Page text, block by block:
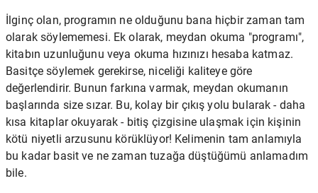
İlginç olan, programın ne olduğunu bana hiçbir zaman tam
olarak söylememesi. Ek olarak, meydan okuma "programı",
kitabın uzunluğunu veya okuma hızınızı hesaba katmaz.
Basitçe söylemek gerekirse, niceliği kaliteye göre
değerlendirir. Bunun farkına varmak, meydan okumanın
başlarında size sızar. Bu, kolay bir çıkış yolu bularak - daha
kısa kitaplar okuyarak - bitiş çizgisine ulaşmak için kişinin
kötü niyetli arzusunu körüklüyor! Kelimenin tam anlamıyla
bu kadar basit ve ne zaman tuzağa düştüğümü anlamadım
bile.